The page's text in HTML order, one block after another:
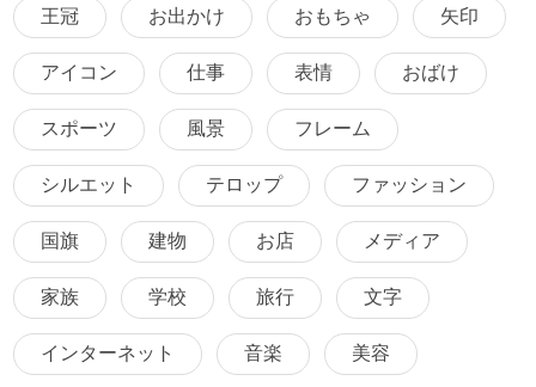
王冠 お出かけ おもちゃ 矢印
アイコン 仕事 表情 おばけ
スポーツ 風景 フレーム
シルエット テロップ ファッション
国旗 建物 お店 メディア
家族 学校 旅行 文字
インターネット 音楽 美容